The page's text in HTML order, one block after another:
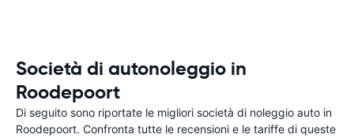
Società di autonoleggio in
Roodepoort
Di seguito sono riportate le migliori società di noleggio auto in
Roodepoort. Confronta tutte le recensioni e le tariffe di queste